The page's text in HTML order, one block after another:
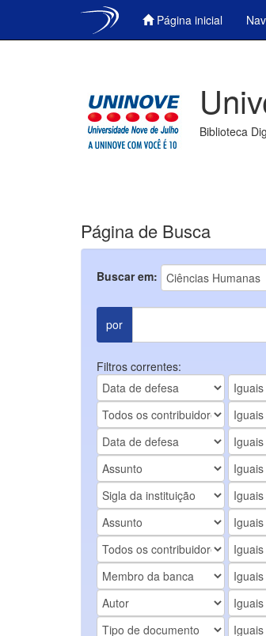
Página inicial
Biblioteca
Página de Busca
Buscar em:
por
Filtros correntes: